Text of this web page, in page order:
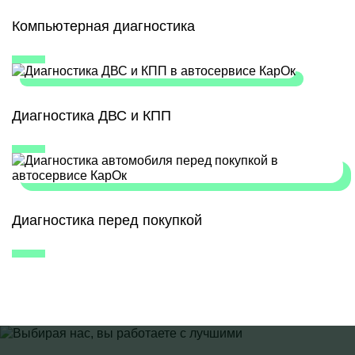
Компьютерная диагностика
Диагностика ДВС и КПП
Диагностика перед покупкой